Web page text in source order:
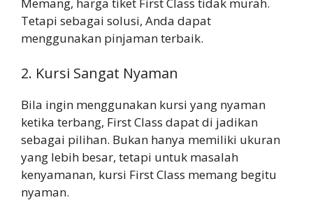
Memang, harga tiket First Class tidak murah.
Tetapi sebagai solusi, Anda dapat
menggunakan pinjaman terbaik.
2. Kursi Sangat Nyaman
Bila ingin menggunakan kursi yang nyaman
ketika terbang, First Class dapat di jadikan
sebagai pilihan. Bukan hanya memiliki ukuran
yang lebih besar, tetapi untuk masalah
kenyamanan, kursi First Class memang begitu
nyaman.